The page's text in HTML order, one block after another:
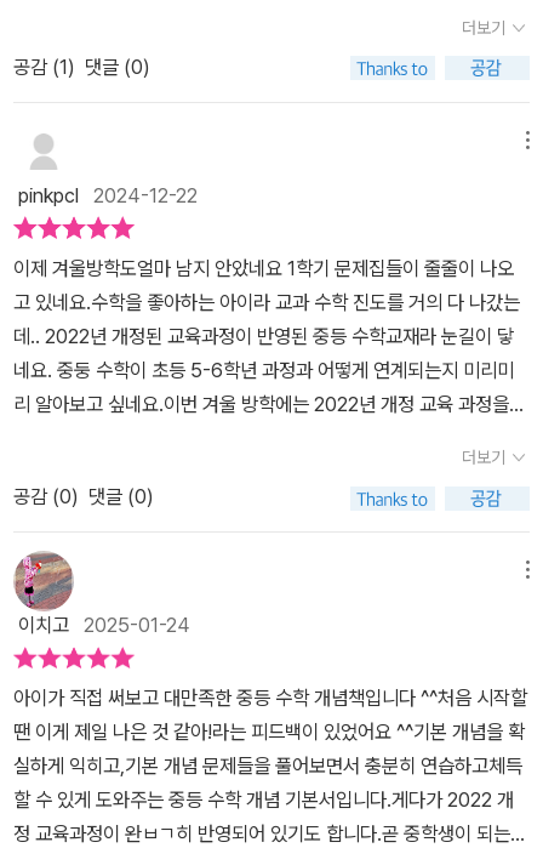
된다고 합니다아이의 수학 자신감이조금씩 올라가는 게 느껴집니다
아이 스스로도 '수학 잘할 수 있겠는데?'라며자신감을 보이더라구요!!
부할 수 있습니다중등수학문제집리피트 개념 중등수학교재 활용법학
습 분량을 아이 스스로 정하도록 했습니다2~4쪽씩 아이가 정해서
학습합니다개념은 2번 읽고 학습하도록 했어요문제를 풀다가 헷갈릴
때는 다시 개념을 읽고문제를 풀었습니다서술형 감잡기 문제를 풀어
봅니다구체적인 단계를 통해 서술형 문제를 연습하면서서술형 문제
에 대한 감각을 기를 수 있습니다단원 마무리하기!단원을 마무리하고
학교 시험에대비할 수 있는 실전 문제로 구성되어 있습니다아이가 어
려워할 줄 알았는데꼼꼼하게 문제를 읽고 열심히 풀었습니다단원 마
과 반복 책으로 효과적인 학습이 가능한중등수학문제집 <리피트 개
념 중등수학 1-1>개념 학습 후 반복 책으로 추가 학습이 가능해요!중
등수학문제집 리피트 개념은처음 살펴보기에 좋은 수학 개념서로선
행 학습에 사용하기에 좋습니다반복 훈련을 통해 스피드하게 실력을
완성하는 기본 개념서!중등수학문제집은 리피트 개념을 추천합니다​
개념은 이해한 것 같은데문제가 잘 안 풀리는 아이들이 있나요?개념
을 문제에 적용하는단계별 훈련이 필요합니다문제 해결 능력을 키울
수 있는 중등수학문제집!<리피트 개념 중등수학 1-1>을 추천합니다
념을 학습하고, 그 개념에 따른 문제를 익힘책에서 다루어 보는거죠.
한 권인줄 알았는데 3권으로 분리되요!- 요즘 추세가 분권되는 교재
로 나오긴 합니다만,각각의 두께감 보여 드리고 싶어서 일부러 눕힌
각도에서도 찍어 봤어요.개념서 - 유형서- 해설서 두께 비율이 거의
1:1:1 인거 보이시죠.개념과 반복이 직관적으로 딱 봐도 1:1 로 확실하
게 반복시켜줄거 같은 믿음이 있어요.중학교 1학년 수학은소인수 분
해정수와 유리수문자의 사용과 식일차방정식촤표평면과 그래프정비
례 반비례소인수분해, 최대공약수, 최소공배수와 같이 초둥학교 5학
년에서 바로 연관되는 개념인 1단원이에요. 오래전 기억을 되살리면
서 리피트 페이지를 넘겨봅니다.과감하게 교과서 외의 개념은 삭제하
고, 진짜 필요한 개념만 빠르게 학습할 수 있도록 구성해서, 중학교 수
학을 처음 접하는 친구들에게 적극 추천합니다.한눈에 봐도 깔끔하고
간결한 개념 정리입니다.개념을 이해 했는지 바로 개념 브릿지와 개
념 체크로 확인해 볼 수 있어요.중등수학개념서로 딱!제목도 마음에
문제지를 가끔 들고 오는것 문제를 확인해보면, 딱히 서술형 문제랄
것은 없더라고요. 그런데 중학교 갔다고 감자기 서술형을 작성하라고
하면 난감해지잖아요. 이렇게 단계를 나누어서 생각의 흐름을 알려주
면서 쌍둥이 유형 문제로 작성하는 감을 알아가면, 자연스럽게 아이
가 학교 시험문제에서도 잘 작성할 수 있을거예요.개념 책과 같은 구
성으로한 번 더!개념 - 유형 - 서술형 - 단원의 마무리 까지!이렇게 반
복 훈련을 하면, 빠르게 실력을 완성할수 있을거예요.수학의 자신감
을 갖게 해주기 위해 슬쩍 책장에 꼽아주세요.중학교 수학이 이렇게
쉬운거냐며 술술 풀어낼 거예요.#미래엔 #리피트 #중등수학 #중학
더보기
공감 (1) 댓글 (0)
pinkpcl 2024-12-22
이제 겨울방학도얼마 남지 안았네요 1학기 문제집들이 줄줄이 나오
고 있네요.수학을 좋아하는 아이라 교과 수학 진도를 거의 다 나갔는
데.. 2022년 개정된 교육과정이 반영된 중등 수학교재라 눈길이 닿
네요. 중둥 수학이 초등 5-6학년 과정과 어떻게 연계되는지 미리미
리 알아보고 싶네요.​이번 겨울 방학에는 2022년 개정 교육 과정을
피트 개념 중등 수학은 개념책, 반복책, 정답과 해설 3권으로 되었는
데요1-1은 초록색으로 되거라 깔끔하고 기분이 좋네요 중등 수학 1-1
에서는 소인수분해, 정수와 유리수, 정수와 유리수의 계산문자의 사
용과 식, 일차방정식, 그리고 좌표평면과 그래프 6개 단원을 배워볼
수 있어요.매 단원이 시작될때 초등 수학과 연계되는 내용이나 향후
연계단원을 표기 해 두면 전반 수학의 흐름을 알수 있어서 더 좋을듯
하는데이부분이 약간 아쉽네요.예전에 사고력 수학문제를 풀때 소수
와 합성수를 접해보고나서이 부분에 관심이 있었는데 소인수분해까
지 배워볼수 있어서 너무 흥분된 선아랍니다. 개념 Bridge와 개념 ch
eck로 이어지는 개념 학습법을 통해 탄탄하게 개념을 익혀볼수 있어
요.중등 수학이여서 인지 글씨도 많이 작아졌네요.한문제씩 빠짐없이
풀면서 개념을 익혀볼수 있어요. 개념을 익혀보고나서 필수 유형문
더보기
공감 (0) 댓글 (0)
이치고 2025-01-24
아이가 직접 써보고 대만족한 중등 수학 개념책입니다 ^^처음 시작할
땐 이게 제일 나은 것 같아!라는 피드백이 있었어요 ^^기본 개념을 확
실하게 익히고,기본 개념 문제들을 풀어보면서 충분히 연습하고체득
할 수 있게 도와주는 중등 수학 개념 기본서입니다.게다가 2022 개
정 교육과정이 완ㅂㄱ히 반영되어 있기도 합니다.곧 중학생이 되는